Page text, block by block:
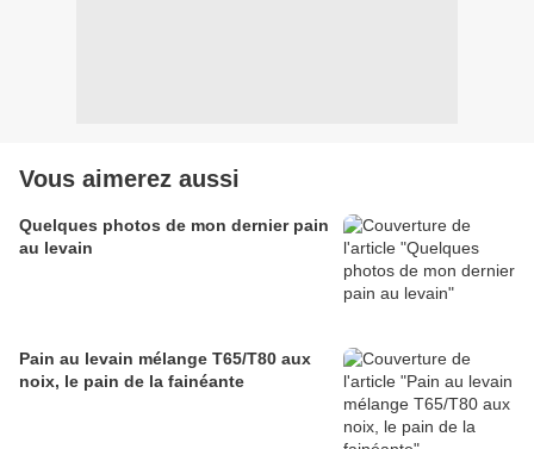
Vous aimerez aussi
Quelques photos de mon dernier pain
au levain
Pain au levain mélange T65/T80 aux
noix, le pain de la fainéante